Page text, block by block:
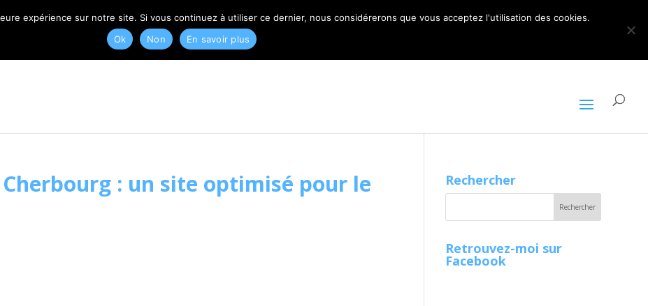
ARTICLES 0
: un site optimisé pour le Rechercher
Retrouvez-moi sur
Facebook
expérience sur notre site. Si vous continuez à utiliser ce dernier, nous considérerons que vous acceptez l'utilisation des cookies.
Ok
Non En savoir plus